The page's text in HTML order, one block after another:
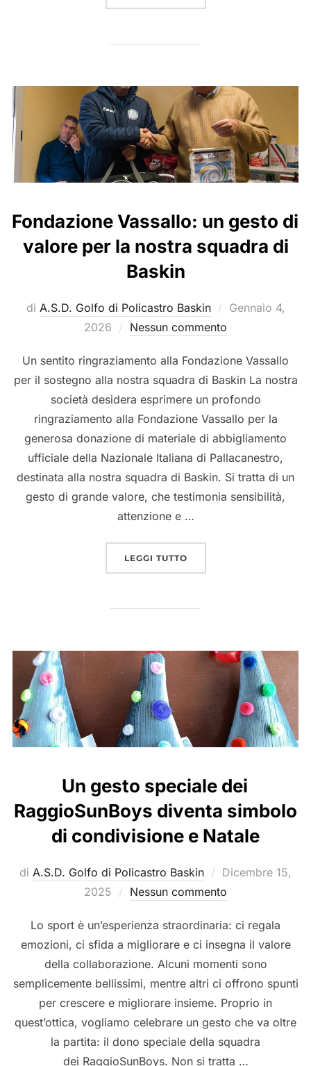
Fondazione Vassallo: un gesto di
valore per la nostra squadra di
Baskin
di A.S.D. Golfo di Policastro Baskin
Pubblicato
Gennaio 4,
2026
Nessun commento
Un sentito ringraziamento alla Fondazione Vassallo
per il sostegno alla nostra squadra di Baskin La nostra
società desidera esprimere un profondo
ringraziamento alla Fondazione Vassallo per la
generosa donazione di materiale di abbigliamento
ufficiale della Nazionale Italiana di Pallacanestro,
destinata alla nostra squadra di Baskin. Si tratta di un
gesto di grande valore, che testimonia sensibilità,
attenzione e …
LEGGI TUTTO“FONDAZIONE
Un gesto speciale dei
RaggioSunBoys diventa simbolo
di condivisione e Natale
di A.S.D. Golfo di Policastro Baskin
Pubblicato
il
Dicembre 15,
2025
Nessun commento
Lo sport è un’esperienza straordinaria: ci regala
emozioni, ci sfida a migliorare e ci insegna il valore
della collaborazione. Alcuni momenti sono
semplicemente bellissimi, mentre altri ci offrono spunti
per crescere e migliorare insieme. Proprio in
quest’ottica, vogliamo celebrare un gesto che va oltre
la partita: il dono speciale della squadra
dei RaggioSunBoys. Non si tratta …